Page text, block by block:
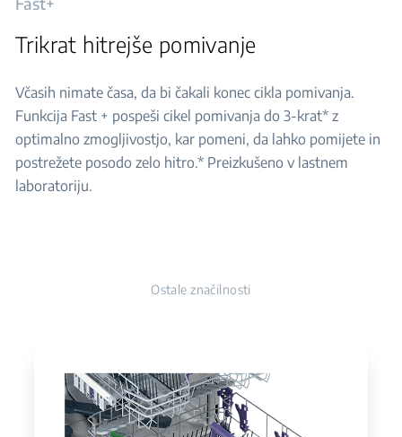
Trikrat hitrejše pomivanje
Včasih nimate časa, da bi čakali konec cikla pomivanja.
Funkcija Fast + pospeši cikel pomivanja do 3-krat* z
optimalno zmogljivostjo, kar pomeni, da lahko pomijete in
postrežete posodo zelo hitro.* Preizkušeno v lastnem
laboratoriju.
Ostale značilnosti